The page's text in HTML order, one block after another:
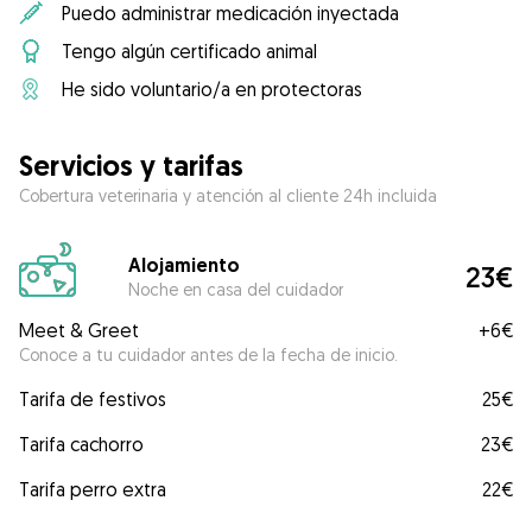
Puedo administrar medicación inyectada
Tengo algún certificado animal
He sido voluntario/a en protectoras
Servicios y tarifas
Cobertura veterinaria y atención al cliente 24h incluida
Alojamiento
Noche en casa del cuidador 23€
Meet & Greet
Conoce a tu cuidador antes de la fecha de inicio.
+6€
Tarifa de festivos
25€
Tarifa cachorro
23€
Tarifa perro extra
22€